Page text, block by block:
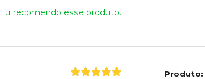
Eu recomendo esse produto.
Produto: